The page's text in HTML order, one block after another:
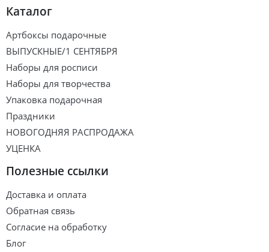
Каталог
Артбоксы подарочные
ВЫПУСКНЫЕ/1 СЕНТЯБРЯ
Наборы для росписи
Наборы для творчества
Упаковка подарочная
Праздники
НОВОГОДНЯЯ РАСПРОДАЖА
УЦЕНКА
Полезные ссылки
Доставка и оплата
Обратная связь
Согласие на обработку
Блог